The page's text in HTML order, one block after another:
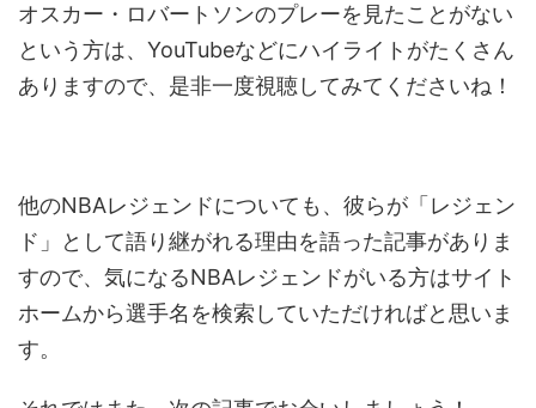
オスカー・ロバートソンのプレーを見たことがない
という方は、YouTubeなどにハイライトがたくさん
ありますので、是非一度視聴してみてくださいね！
他のNBAレジェンドについても、彼らが「レジェン
ド」として語り継がれる理由を語った記事がありま
すので、気になるNBAレジェンドがいる方はサイト
ホームから選手名を検索していただければと思いま
す。